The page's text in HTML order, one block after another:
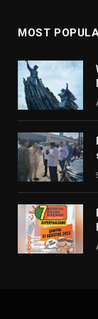
MOST